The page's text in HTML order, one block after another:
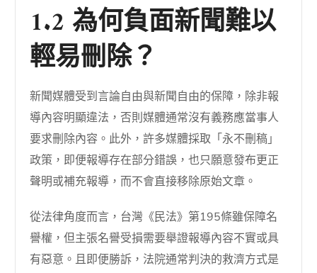
1.2 為何負面新聞難以
輕易刪除？
新聞媒體受到言論自由與新聞自由的保障，除非報
導內容明顯違法，否則媒體通常沒有義務應當事人
要求刪除內容。此外，許多媒體採取「永不刪稿」
政策，即便報導存在部分錯誤，也只願意發布更正
聲明或補充報導，而不會直接移除原始文章。
從法律角度而言，台灣《民法》第195條雖保障名
譽權，但主張名譽受損需要舉證報導內容不實或具
有惡意。且即便勝訴，法院通常判決的救濟方式是